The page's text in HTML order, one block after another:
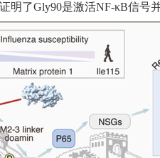
明了Gly90是激活NF-κB信号